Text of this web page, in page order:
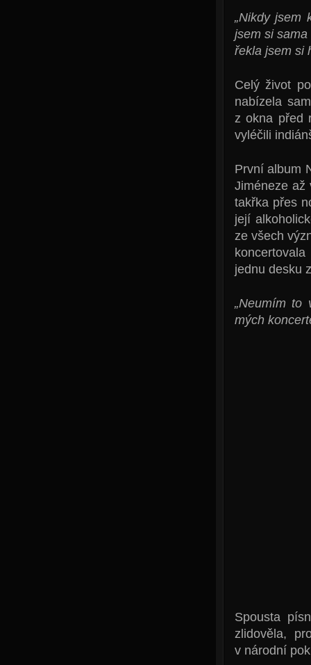
„Nikdy jsem
jsem si
řekla jsem si
Celý život
nabízela
z okna před
vyléčili
První album
Jiméneze
takřka přes
její
ze všech
jednu desku
„Neumím to
mých
Spousta
zlidověla,
v národní